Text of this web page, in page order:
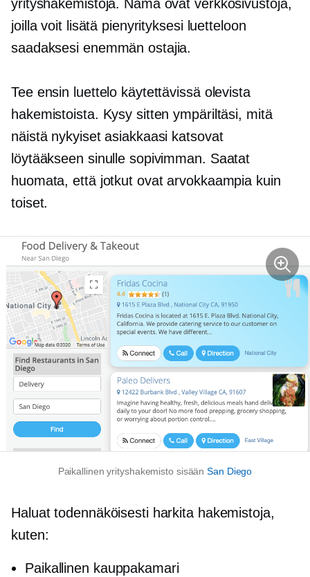
yrityshakemistoja. Nämä ovat verkkosivustoja,
joilla voit lisätä pienyrityksesi luetteloon
saadaksesi enemmän ostajia.
Tee ensin luettelo käytettävissä olevista
hakemistoista. Kysy sitten ympäriltäsi, mitä
näistä nykyiset asiakkaasi katsovat
löytääkseen sinulle sopivimman. Saatat
huomata, että jotkut ovat arvokkaampia kuin
toiset.
Paikallinen yrityshakemisto sisäänSan Diego
Haluat todennäköisesti harkita hakemistoja,
kuten:
Paikallinen kauppakamari